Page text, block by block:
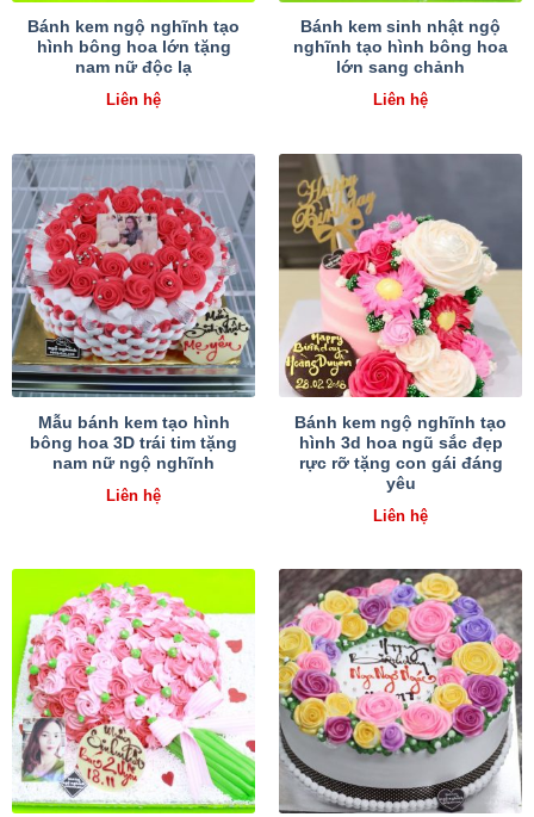
Bánh kem ngộ nghĩnh tạo
hình bông hoa lớn tặng
nam nữ độc lạ
Liên hệ
Bánh kem sinh nhật ngộ
nghĩnh tạo hình bông hoa
lớn sang chảnh
Liên hệ
Mẫu bánh kem tạo hình
bông hoa 3D trái tim tặng
nam nữ ngộ nghĩnh
Liên hệ
Bánh kem ngộ nghĩnh tạo
hình 3d hoa ngũ sắc đẹp
rực rỡ tặng con gái đáng
yêu
Liên hệ